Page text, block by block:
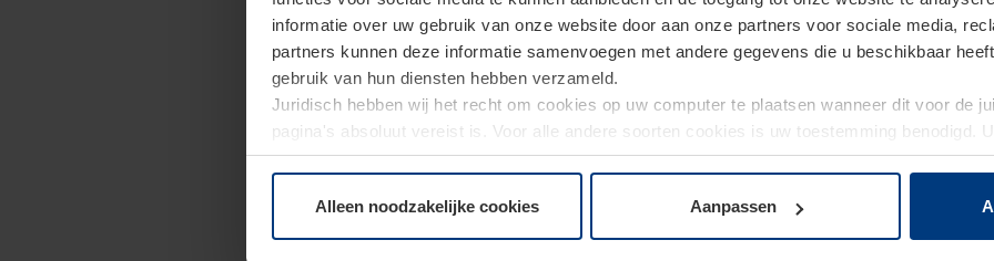
informatie over uw gebruik van onze website door aan onze partners voor sociale media,
partners kunnen deze informatie samenvoegen met andere gegevens die u beschikbaar
gebruik van hun diensten hebben verzameld.
Juridisch hebben wij het recht om cookies op uw computer te plaatsen wanneer dit voor de
pagina's absoluut vereist is. Voor alle andere soorten cookies is uw toestemming benodigd.
moment bij de uitleg van de cookies op paginaPrivacyverklaringop onze website wijzigen
Alleen noodzakelijke cookies Aanpassen